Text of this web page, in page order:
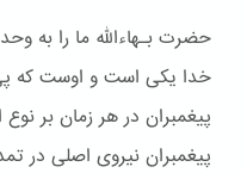
حضرت بـهاءالله ما را به
خدا یکی است و اوست که
پیغمبران در هر زمان بر
پیغمبران نیروی اصلی در